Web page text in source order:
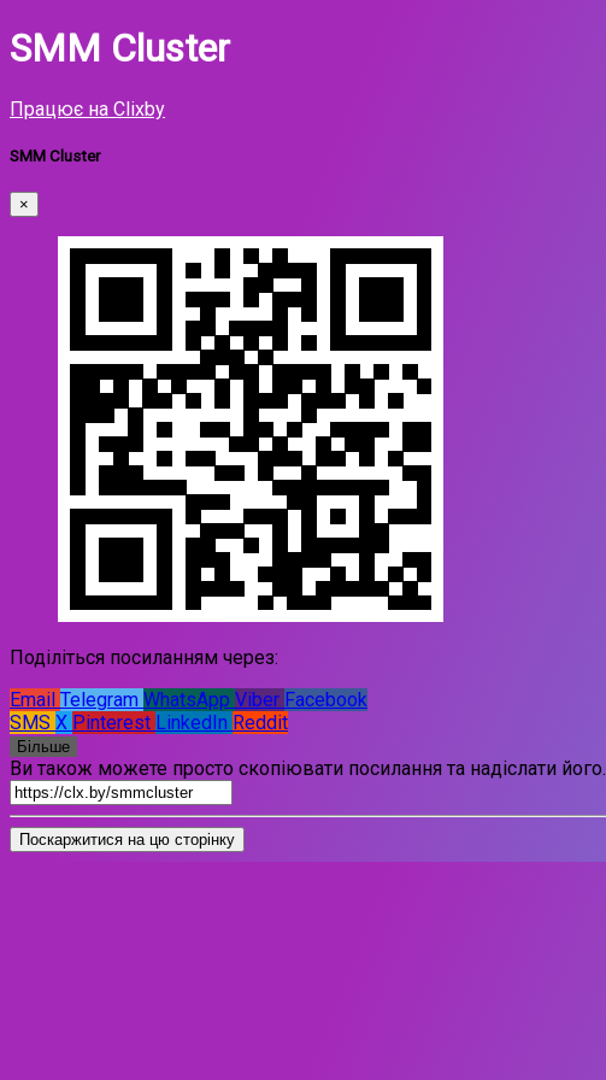
SMM Cluster
Працює на Clixby
SMM Cluster
×
Поділіться посиланням через:
Email Telegram WhatsApp Viber Facebook
SMS X Pinterest LinkedIn Reddit
Більше
Ви також можете просто скопіювати посилання та надіслати його.
Поскаржитися на цю сторінку